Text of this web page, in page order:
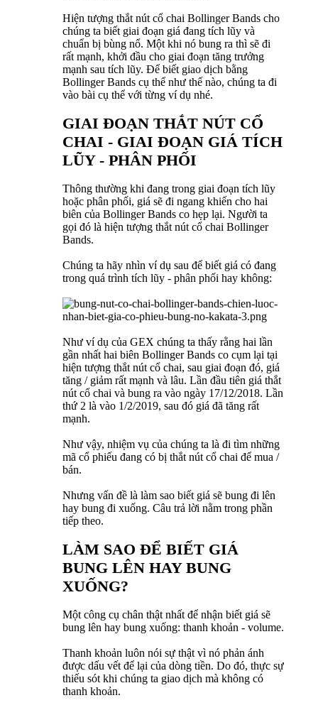
Hiện tượng thắt nút cổ chai Bollinger Bands cho
chúng ta biết giai đoạn giá đang tích lũy và
chuẩn bị bùng nổ. Một khi nó bung ra thì sẽ đi
rất mạnh, khởi đầu cho giai đoạn tăng trưởng
mạnh sau tích lũy. Để biết giao dịch bằng
Bollinger Bands cụ thể như thế nào, chúng ta đi
vào bài cụ thể với từng ví dụ nhé.
GIAI ĐOẠN THẮT NÚT CỔ
CHAI - GIAI ĐOẠN GIÁ TÍCH
LŨY - PHÂN PHỐI
Thông thường khi đang trong giai đoạn tích lũy
hoặc phân phối, giá sẽ đi ngang khiến cho hai
biên của Bollinger Bands co hẹp lại. Người ta
gọi đó là hiện tượng thắt nút cổ chai Bollinger
Bands.
Chúng ta hãy nhìn ví dụ sau để biết giá có đang
trong quá trình tích lũy - phân phối hay không:
Như ví dụ của GEX chúng ta thấy rằng hai lần
gần nhất hai biên Bollinger Bands co cụm lại tại
hiện tượng thắt nút cổ chai, sau giai đoạn đó, giá
tăng / giảm rất mạnh và lâu. Lần đầu tiên giá thắt
nút cổ chai và bung ra vào ngày 17/12/2018. Lần
thứ 2 là vào 1/2/2019, sau đó giá đã tăng rất
mạnh.
Như vậy, nhiệm vụ của chúng ta là đi tìm những
mã cổ phiếu đang có bị thắt nút cổ chai để mua /
bán.
Nhưng vấn đề là làm sao biết giá sẽ bung đi lên
hay bung đi xuống. Câu trả lời nằm trong phần
tiếp theo.
LÀM SAO ĐỂ BIẾT GIÁ
BUNG LÊN HAY BUNG
XUỐNG?
Một công cụ chân thật nhất để nhận biết giá sẽ
bung lên hay bung xuống: thanh khoản - volume.
Thanh khoản luôn nói sự thật vì nó phản ánh
được dấu vết để lại của dòng tiền. Do đó, thực sự
thiếu sót khi chúng ta giao dịch mà không có
thanh khoản.